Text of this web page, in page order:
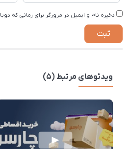
ذخیره نام و ایمیل در مرورگر برای زمانی که
ویدئوهای مرتبط (5)